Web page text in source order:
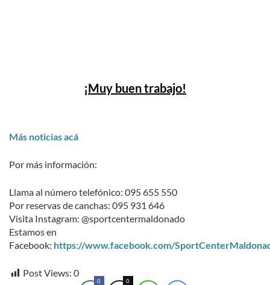
¡Muy buen trabajo!
Más noticias acá
Por más información:
Llama al número telefónico: 095 655 550
Por reservas de canchas: 095 931 646
Visita Instagram: @sportcentermaldonado
Estamos en
Facebook: https://www.facebook.com/
Post Views: 0
0 0